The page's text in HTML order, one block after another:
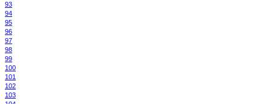
93
94
95
96
97
98
99
100
101
102
103